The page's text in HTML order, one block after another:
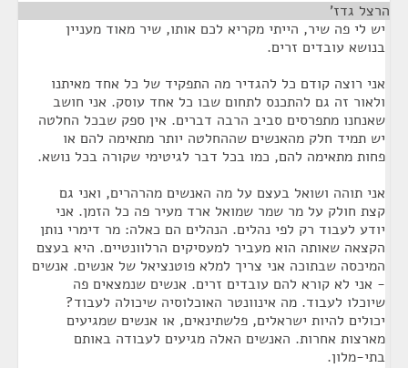
הרצל גדז'
יש לי פה שיר, הייתי מקריא לכם אותו, שיר מאוד מעניין
בנושא עובדים זרים.
אני רוצה קודם כל להגדיר מה התפקיד של כל אחד מאיתנו
ולאור זה גם להתכנס לתחום שבו כל אחד עוסק. אני חושב
שאנחנו מתפרסים סביב הרבה דברים. אין ספק שבכל החלטה
יש תמיד חלק מהאנשים שההחלטה יותר מתאימה להם או
פחות מתאימה להם, כמו בכל דבר לגיטימי שקורה בכל נושא.
אני תוהה ושואל בעצם על מה האנשים מהרהרים, ואני גם
קצת חולק על מר שמר שמואל ארד מעיר פה כל הזמן. אני
יודע לעבוד רק לפי נהלים. הנהלים הם כאלה: מר דימרי נותן
הקצאה שאותה הוא מעביר למעסיקים הרלוונטיים. היא בעצם
המיכסה שבתוכה אני צריך למלא פוטנציאל של אנשים. אנשים
- אני לא קורא להם עובדים זרים. אנשים שנמצאים פה
שיוכלו לעבוד. מה אינוונטר האוכלוסיה שיכולה לעבוד?
יכולים להיות ישראלים, פלשתינאים, או אנשים שמגיעים
מארצות אחרות. האנשים האלה מגיעים לעבודה באותם
בתי-מלון.